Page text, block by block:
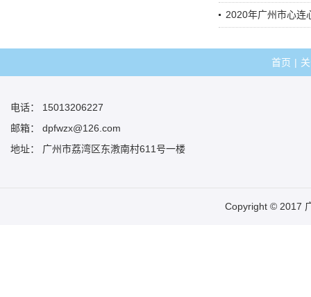
2020年广州市心连
首页 |
电话： 15013206227
邮箱： dpfwzx@126.com
地址： 广州市荔湾区东漖南村611号一楼
Copyright © 2017